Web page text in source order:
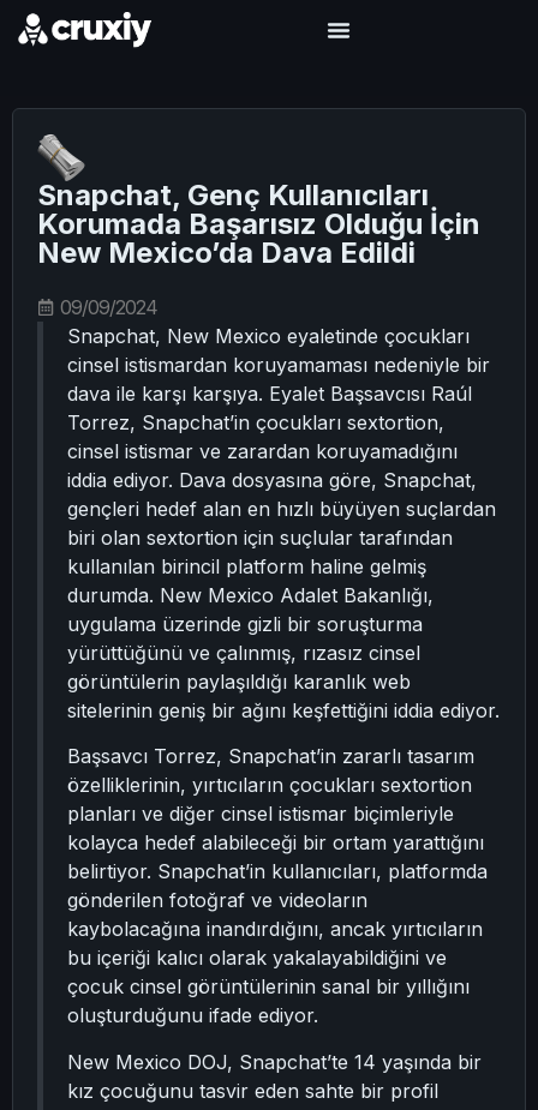
Snapchat, Genç Kullanıcıları
Korumada Başarısız Olduğu İçin
New Mexico’da Dava Edildi
09/09/2024
Snapchat, New Mexico eyaletinde çocukları
cinsel istismardan koruyamaması nedeniyle bir
dava ile karşı karşıya. Eyalet Başsavcısı Raúl
Torrez, Snapchat’in çocukları sextortion,
cinsel istismar ve zarardan koruyamadığını
iddia ediyor. Dava dosyasına göre, Snapchat,
gençleri hedef alan en hızlı büyüyen suçlardan
biri olan sextortion için suçlular tarafından
kullanılan birincil platform haline gelmiş
durumda. New Mexico Adalet Bakanlığı,
uygulama üzerinde gizli bir soruşturma
yürüttüğünü ve çalınmış, rızasız cinsel
görüntülerin paylaşıldığı karanlık web
sitelerinin geniş bir ağını keşfettiğini iddia ediyor.
Başsavcı Torrez, Snapchat’in zararlı tasarım
özelliklerinin, yırtıcıların çocukları sextortion
planları ve diğer cinsel istismar biçimleriyle
kolayca hedef alabileceği bir ortam yarattığını
belirtiyor. Snapchat’in kullanıcıları, platformda
gönderilen fotoğraf ve videoların
kaybolacağına inandırdığını, ancak yırtıcıların
bu içeriği kalıcı olarak yakalayabildiğini ve
çocuk cinsel görüntülerinin sanal bir yıllığını
oluşturduğunu ifade ediyor.
New Mexico DOJ, Snapchat’te 14 yaşında bir
kız çocuğunu tasvir eden sahte bir profil